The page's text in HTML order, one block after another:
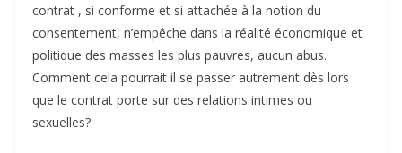
contrat , si conforme et si attachée à la notion du
consentement, n’empêche dans la réalité économique et
politique des masses les plus pauvres, aucun abus.
Comment cela pourrait il se passer autrement dès lors
que le contrat porte sur des relations intimes ou
sexuelles?